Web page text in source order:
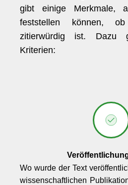
gibt einige Merkmale,
feststellen können,
zitierwürdig ist. Dazu
Kriterien:
Wo wurde der Text
wissenschaftlichen